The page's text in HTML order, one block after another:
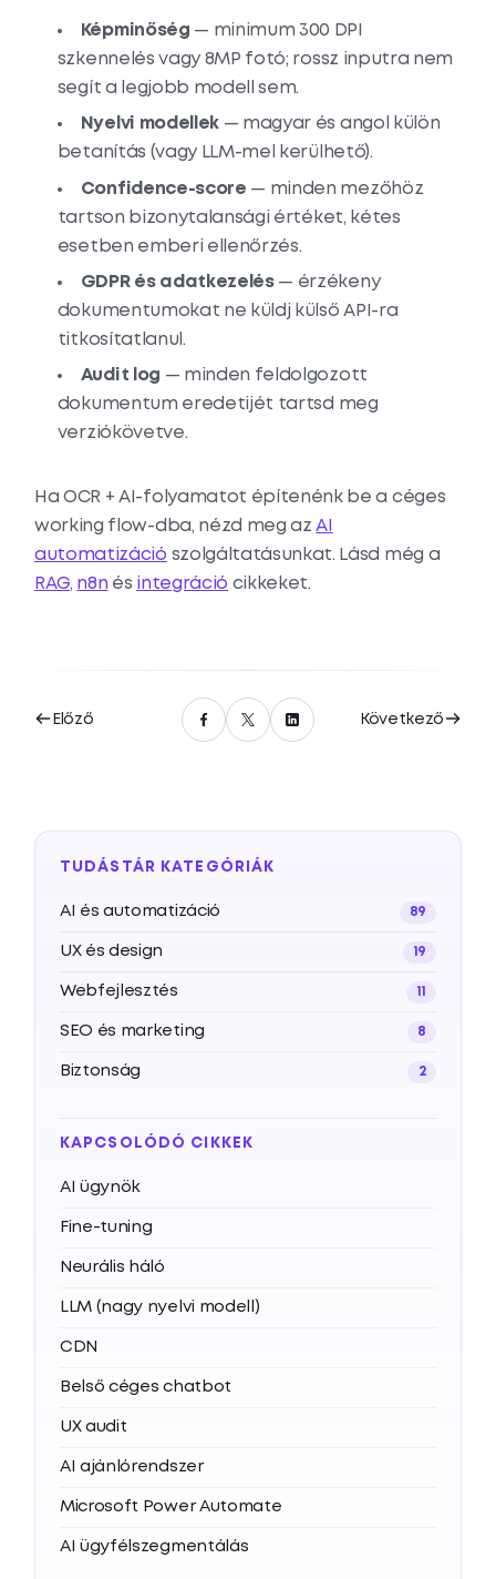
Képminőség — minimum 300 DPI
szkennelés vagy 8MP fotó; rossz inputra nem
segít a legjobb modell sem.
Nyelvi modellek — magyar és angol külön
betanítás (vagy LLM-mel kerülhető).
Confidence-score — minden mezőhöz
tartson bizonytalansági értéket, kétes
esetben emberi ellenőrzés.
GDPR és adatkezelés— érzékeny
dokumentumokat ne küldj külső API-ra
titkosítatlanul.
Audit log — minden feldolgozott
dokumentum eredetijét tartsd meg
verziókövetve.
Ha OCR + AI-folyamatot építenénk be a céges
working flow-dba, nézd meg azAI
automatizáció szolgáltatásunkat. Lásd még a
RAG, n8n és integráció cikkeket.
Előző Következő
TUDÁSTÁR KATEGÓRIÁK
AI és automatizáció 89
UX és design 19
Webfejlesztés 11
SEO és marketing 8
Biztonság 2
KAPCSOLÓDÓ CIKKEK
AI ügynök
Fine-tuning
Neurális háló
LLM (nagy nyelvi modell)
CDN
Belső céges chatbot
UX audit
AI ajánlórendszer
Microsoft Power Automate
AI ügyfélszegmentálás